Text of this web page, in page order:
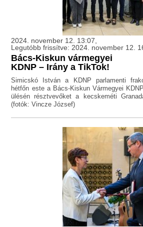
2024. november 12. 13:07,
Legutóbb frissítve: 2024. november 12.
Bács-Kiskun vármegyei
KDNP – Irány a TikTok!
Simicskó István a KDNP parlamenti
hétfőn este a Bács-Kiskun Vármegyei
ülésén résztvevőket a kecskeméti
(fotók: Vincze József)